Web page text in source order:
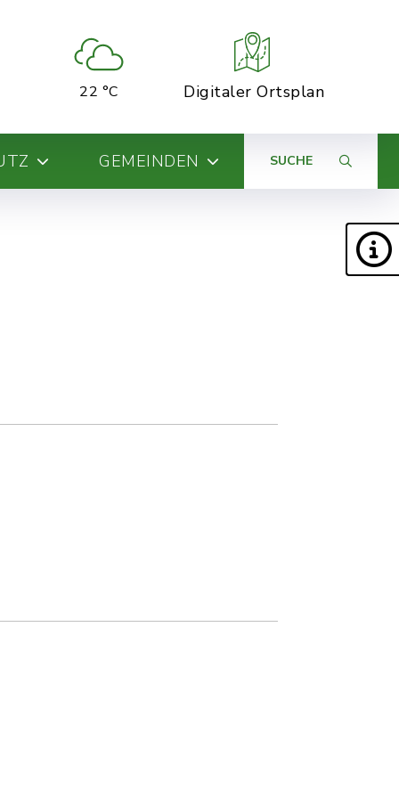
22 °C Digitaler Ortsplan
GEMEINDEN SUCHE